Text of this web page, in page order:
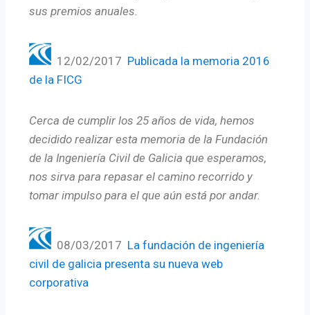
sus premios anuales.
12/02/2017 Publicada la memoria 2016
de la FICG
Cerca de cumplir los 25 años de vida, hemos
decidido realizar esta memoria de la Fundación
de la Ingeniería Civil de Galicia que esperamos,
nos sirva para repasar el camino recorrido y
tomar impulso para el que aún está por andar.
08/03/2017 La fundación de ingeniería
civil de galicia presenta su nueva web
corporativa